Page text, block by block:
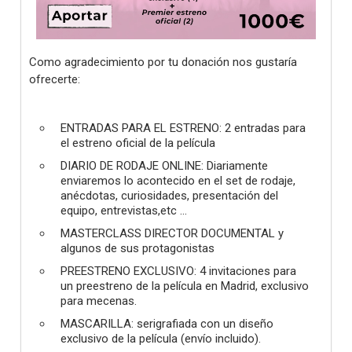
Como agradecimiento por tu donación nos gustaría
ofrecerte:
ENTRADAS PARA EL ESTRENO: 2 entradas para
el estreno oficial de la película
DIARIO DE RODAJE ONLINE: Diariamente
enviaremos lo acontecido en el set de rodaje,
anécdotas, curiosidades, presentación del
equipo, entrevistas,etc ...
MASTERCLASS DIRECTOR DOCUMENTAL y
algunos de sus protagonistas
PREESTRENO EXCLUSIVO: 4 invitaciones para
un preestreno de la película en Madrid, exclusivo
para mecenas.
MASCARILLA: serigrafiada con un diseño
exclusivo de la película (envío incluido).